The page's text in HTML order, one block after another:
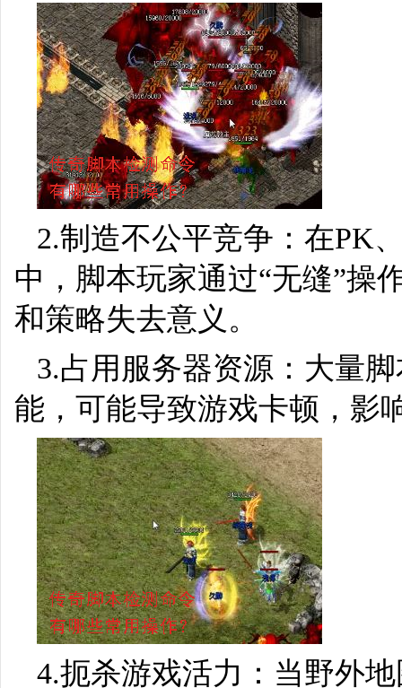
2.制造不公平竞争：在PK
中，脚本玩家通过“无缝”操
和策略失去意义。
3.占用服务器资源：大量
能，可能导致游戏卡顿，影
4.扼杀游戏活力：当野外